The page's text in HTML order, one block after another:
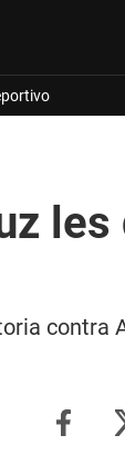
contra